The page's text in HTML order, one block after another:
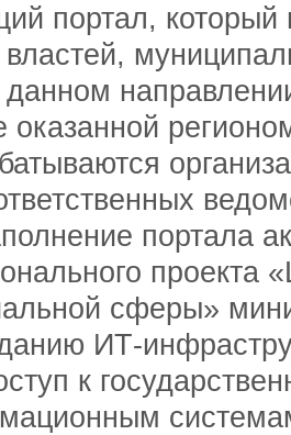
портал, который
данном
оказанной
портала
сферы»
ИТ-
к